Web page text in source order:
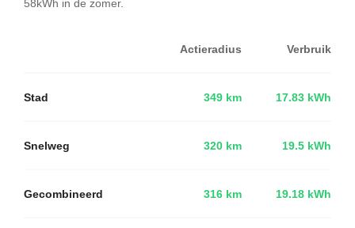
Actieradius Verbruik
Stad 349 km 17.83 kWh
Snelweg 320 km 19.5 kWh
Gecombineerd 316 km 19.18 kWh